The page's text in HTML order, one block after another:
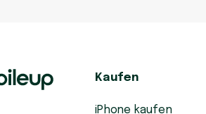
Kaufen
iPhone kaufen